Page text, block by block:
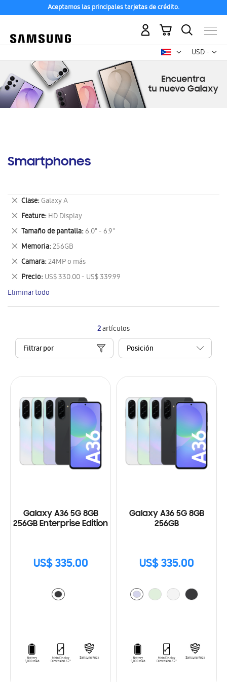
Aceptamos las principales tarjetas de crédito.
USD -
dólar
Mi carrito
Smartphones
2artículos
Filtrar por
Galaxy A36 5G 8GB
256GB Enterprise Edition
US$ 335.00
Galaxy A36 5G 8GB
256GB
US$ 335.00
Clase Galaxy A
Eliminar
este
artículo
Feature HD Display
Eliminar
este
artículo
Tamaño de pantalla 6.0" - 6.9"
Eliminar
este
artículo
Memoria 256GB
Eliminar
este
artículo
Camara 24MP o más
Eliminar
este
artículo
Precio US$ 330.00 - US$ 339.99
Eliminar
este
artículo
Eliminar todo